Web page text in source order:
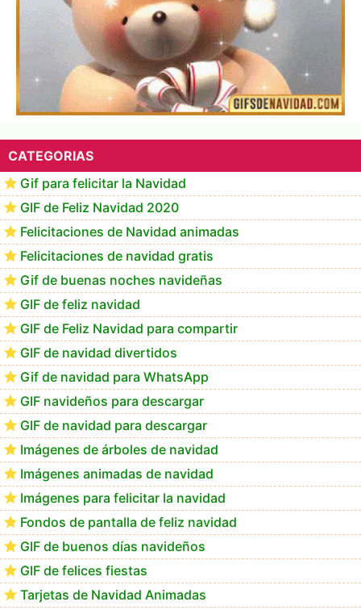
Feliz Navidad Calimera
CATEGORIAS
Gif para felicitar la Navidad
GIF de Feliz Navidad 2020
Felicitaciones de Navidad animadas
Felicitaciones de navidad gratis
Gif de buenas noches navideñas
GIF de feliz navidad
GIF de Feliz Navidad para compartir
GIF de navidad divertidos
Gif de navidad para WhatsApp
GIF navideños para descargar
GIF de navidad para descargar
Imágenes de árboles de navidad
Imágenes animadas de navidad
Imágenes para felicitar la navidad
Fondos de pantalla de feliz navidad
GIF de buenos días navideños
GIF de felices fiestas
Tarjetas de Navidad Animadas